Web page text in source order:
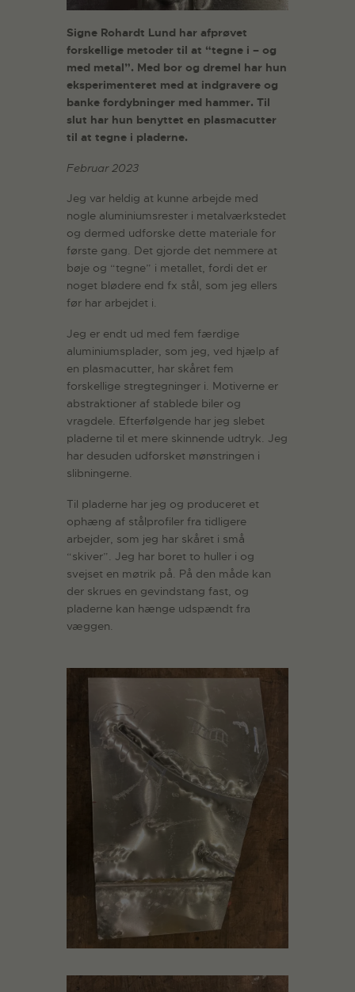
Signe Rohardt Lund har afprøvet
forskellige metoder til at “tegne i – og
med metal”. Med bor og dremel har hun
eksperimenteret med at indgravere og
banke fordybninger med hammer. Til
slut har hun benyttet en plasmacutter
til at tegne i pladerne.
Februar 2023
Jeg var heldig at kunne arbejde med
nogle aluminiumsrester i metalværkstedet
og dermed udforske dette materiale for
første gang. Det gjorde det nemmere at
bøje og “tegne” i metallet, fordi det er
noget blødere end fx stål, som jeg ellers
før har arbejdet i.
Jeg er endt ud med fem færdige
aluminiumsplader, som jeg, ved hjælp af
en plasmacutter, har skåret fem
forskellige stregtegninger i. Motiverne er
abstraktioner af stablede biler og
vragdele. Efterfølgende har jeg slebet
pladerne til et mere skinnende udtryk. Jeg
har desuden udforsket mønstringen i
slibningerne.
Til pladerne har jeg og produceret et
ophæng af stålprofiler fra tidligere
arbejder, som jeg har skåret i små
“skiver”. Jeg har boret to huller i og
svejset en møtrik på. På den måde kan
der skrues en gevindstang fast, og
pladerne kan hænge udspændt fra
væggen.